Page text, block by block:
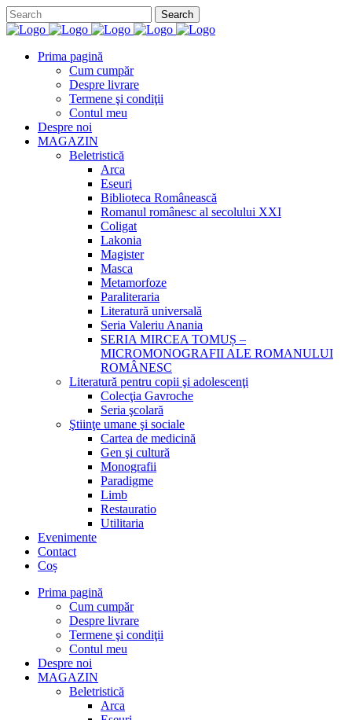
Prima pagină
Cum cumpăr
Despre livrare
Termene şi condiţii
Contul meu
Despre noi
MAGAZIN
Beletristică
Arca
Eseuri
Biblioteca Românească
Romanul românesc al secolului XXI
Coligat
Lakonia
Magister
Masca
Metamorfoze
Paraliteraria
Literatură universală
Seria Valeriu Anania
SERIA MIRCEA TOMUȘ –
MICROMONOGRAFII ALE ROMANULUI
ROMÂNESC
Literatură pentru copii şi adolescenţi
Colecţia Gavroche
Seria şcolară
Ştiinţe umane şi sociale
Cartea de medicină
Gen şi cultură
Monografii
Paradigme
Limb
Restauratio
Utilitaria
Evenimente
Contact
Coș
Prima pagină
Cum cumpăr
Despre livrare
Termene şi condiţii
Contul meu
Despre noi
MAGAZIN
Beletristică
Arca